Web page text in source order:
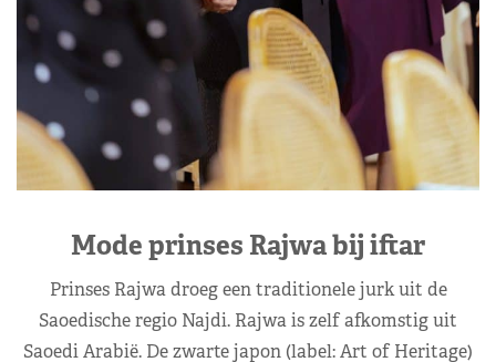
Mode prinses Rajwa bij iftar
Prinses Rajwa droeg een traditionele jurk uit de
Saoedische regio Najdi. Rajwa is zelf afkomstig uit
Saoedi Arabië. De zwarte japon (label: Art of Heritage)